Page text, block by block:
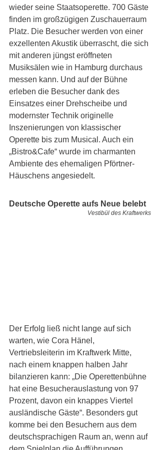
wieder seine Staatsoperette. 700 Gäste
finden im großzügigen Zuschauerraum
Platz. Die Besucher werden von einer
exzellenten Akustik überrascht, die sich
mit anderen jüngst eröffneten
Musiksälen wie in Hamburg durchaus
messen kann. Und auf der Bühne
erleben die Besucher dank des
Einsatzes einer Drehscheibe und
modernster Technik originelle
Inszenierungen von klassischer
Operette bis zum Musical. Auch ein
„Bistro&Cafe“ wurde im charmanten
Ambiente des ehemaligen Pförtner-
Häuschens angesiedelt.
Deutsche Operette aufs Neue belebt
Vestibül des Kraftwerks
Der Erfolg ließ nicht lange auf sich
warten, wie Cora Hänel,
Vertriebsleiterin im Kraftwerk Mitte,
nach einem knappen halben Jahr
bilanzieren kann: „Die Operettenbühne
hat eine Besucherauslastung von 97
Prozent, davon ein knappes Viertel
ausländische Gäste“. Besonders gut
komme bei den Besuchern aus dem
deutschsprachigen Raum an, wenn auf